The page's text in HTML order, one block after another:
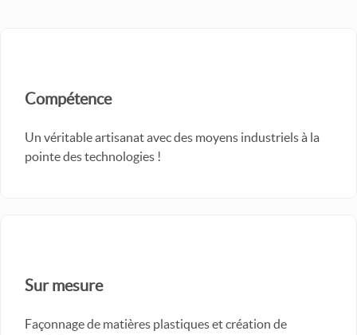
Compétence
Un véritable artisanat avec des moyens industriels à la
pointe des technologies !
Sur mesure
Façonnage de matières plastiques et création de